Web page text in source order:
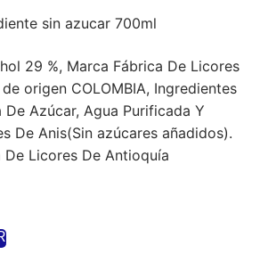
sin azucar 700ml
29 %, Marca Fábrica De Licores
origen COLOMBIA, Ingredientes
De Azúcar, Agua Purificada Y
De Anis(Sin azúcares añadidos).
De Licores De Antioquía